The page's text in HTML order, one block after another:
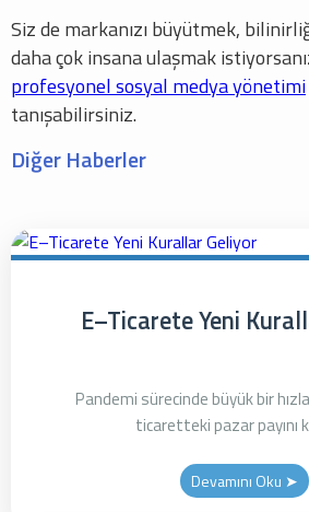
Siz de markanızı büyütmek,
daha çok insana ulaşmak
profesyonel sosyal medya yönetimi
tanışabilirsiniz.
Diğer Haberler
E–Ticarete Yeni
Pandemi sürecinde büyük bir
ticaretteki pazar payını
Devamını Oku ➤